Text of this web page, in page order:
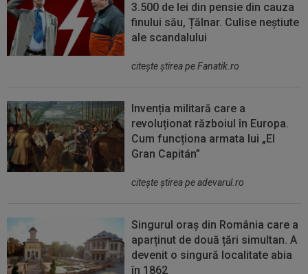
3.500 de lei din pensie din cauza
finului său, Țălnar. Culise neștiute
ale scandalului
citeşte ştirea pe Fanatik.ro
Invenția militară care a
revoluționat războiul în Europa.
Cum funcționa armata lui „El
Gran Capitán”
citeşte ştirea pe adevarul.ro
Singurul oraș din România care a
aparținut de două țări simultan. A
devenit o singură localitate abia
în 1862